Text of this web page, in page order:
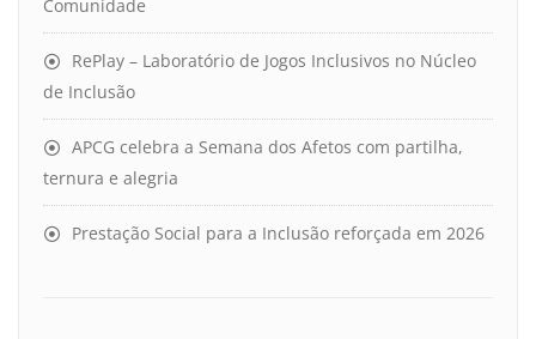
Comunidade
RePlay – Laboratório de Jogos Inclusivos no Núcleo
de Inclusão
APCG celebra a Semana dos Afetos com partilha,
ternura e alegria
Prestação Social para a Inclusão reforçada em 2026